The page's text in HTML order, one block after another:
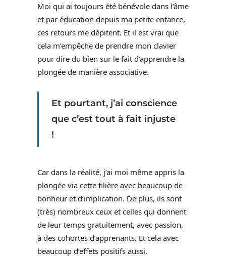
Moi qui ai toujours été bénévole dans l’âme
et par éducation depuis ma petite enfance,
ces retours me dépitent. Et il est vrai que
cela m’empêche de prendre mon clavier
pour dire du bien sur le fait d’apprendre la
plongée de manière associative.
Et pourtant, j’ai conscience
que c’est tout à fait injuste
!
Car dans la réalité, j’ai moi même appris la
plongée via cette filière avec beaucoup de
bonheur et d’implication. De plus, ils sont
(très) nombreux ceux et celles qui donnent
de leur temps gratuitement, avec passion,
à des cohortes d’apprenants. Et cela avec
beaucoup d’effets positifs aussi.